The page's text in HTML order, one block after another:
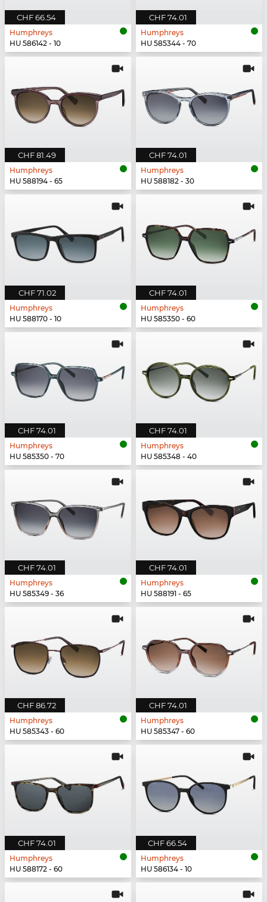
CHF 66.54
Humphreys
HU 586142 - 10
CHF 74.01
Humphreys
HU 585344 - 70
CHF 81.49
Humphreys
HU 588194 - 65
CHF 74.01
Humphreys
HU 588182 - 30
CHF 71.02
Humphreys
HU 588170 - 10
CHF 74.01
Humphreys
HU 585350 - 60
CHF 74.01
Humphreys
HU 585350 - 70
CHF 74.01
Humphreys
HU 585348 - 40
CHF 74.01
Humphreys
HU 585349 - 36
CHF 74.01
Humphreys
HU 588191 - 65
CHF 86.72
Humphreys
HU 585343 - 60
CHF 74.01
Humphreys
HU 585347 - 60
CHF 74.01
Humphreys
HU 588172 - 60
CHF 66.54
Humphreys
HU 586134 - 10